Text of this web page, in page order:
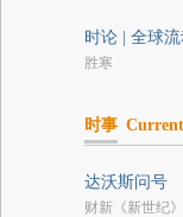
时论 | 全球
胜寒
时事
达沃斯问号
财新《新世纪